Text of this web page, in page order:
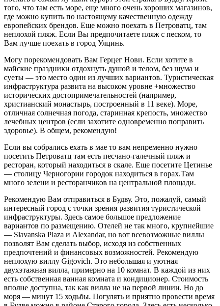
того, что там есть море, еще много очень хороших магазинов,
где можно купить по настоящему качественную одежду
европейских брендов. Еще можно поехать в Петроватц, там
неплохой пляж. Если Вы предпочитаете пляж с песком, то
Вам лучше поехать в город Улцинь.
Могу порекомендовать Вам Герцег Нови. Если хотите в
майские праздники отдохнуть душой и телом, без шума и
суеты — это место один из лучших вариантов. Туристическая
инфраструктура развита на высоком уровне +множество
исторических достопримечательностей (например,
христианский монастырь, построенный в 11 веке). Море,
отличная солнечная погода, старинная крепость, множество
лечебных центров (если захотите одновременно поправить
здоровье). В общем, рекомендую!
Если вы собрались ехать в мае то вам непременно нужно
посетить Петроватц там есть песчано-галечный пляж и
ресторан, который находиться в скале. Еще посетите Цетинье
— столицу Черногории городок находиться в горах.Там
много зелени и ресторанчиков на центральной площади.
Рекомендую Вам отправиться в Будву. Это, пожалуй, самый
интересный город с точки зрения развития туристической
инфраструктуры. Здесь самое большое предложение
вариантов по размещению. Отелей не так много, крупнейшие
— Slavanska Plaza и Alexandar, но вот всевозможные виллы
позволят Вам сделать выбор, исходя из собственных
предпочтений и финансовых возможностей. Рекомендую
неплохую виллу Gigovich. Это небольшая и уютная
двухэтажная вилла, примерно на 10 комнат. В каждой из них
есть собственная ванная комната и кондиционер. Стоимость
вполне доступна, так как вилла не на первой линии. Но до
моря — минут 15 ходьбы. Погулять и приятно провести время